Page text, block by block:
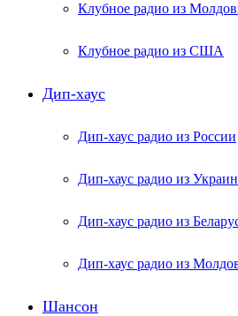
Клубное радио из
Клубное радио из США
Дип-хаус
Дип-хаус радио из России
Дип-хаус радио из
Дип-хаус радио из
Дип-хаус радио из
Шансон